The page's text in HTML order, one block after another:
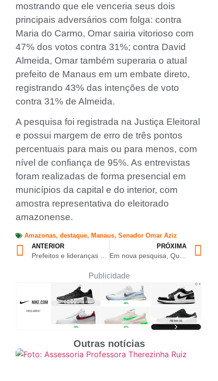
mostrando que ele venceria seus dois
principais adversários com folga: contra
Maria do Carmo, Omar sairia vitorioso com
47% dos votos contra 31%; contra David
Almeida, Omar também superaria o atual
prefeito de Manaus em um embate direto,
registrando 43% das intenções de voto
contra 31% de Almeida.
A pesquisa foi registrada na Justiça Eleitoral
e possui margem de erro de três pontos
percentuais para mais ou para menos, com
nível de confiança de 95%. As entrevistas
foram realizadas de forma presencial em
municípios da capital e do interior, com
amostra representativa do eleitorado
amazonense.
Amazonas, destaque, Manaus, Senador Omar Aziz
ANTERIOR
Prefeitos e lideranças do interior prestigiam filiação de Wilker Barreto ao PSD ao lado de Omar Aziz
PRÓXIMA
Em nova pesquisa, Quaest aponta Omar Aziz na liderança para o Governo do Amazonas
Publicidade
Outras notícias